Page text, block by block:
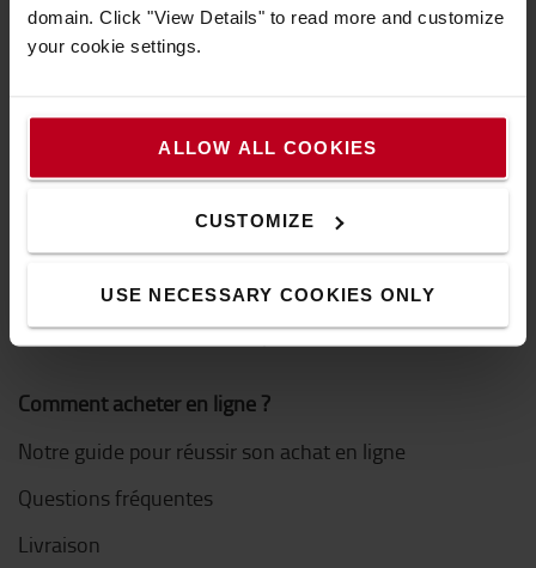
domain. Click "View Details" to read more and customize
your cookie settings.
ALLOW ALL COOKIES
CUSTOMIZE
USE NECESSARY COOKIES ONLY
À propos de Toyota
Nous connaître
Toyota Production System
Nous contacter
Découvrez nos offres d'emploi
Comment acheter en ligne ?
Notre guide pour réussir son achat en ligne
Questions fréquentes
Livraison